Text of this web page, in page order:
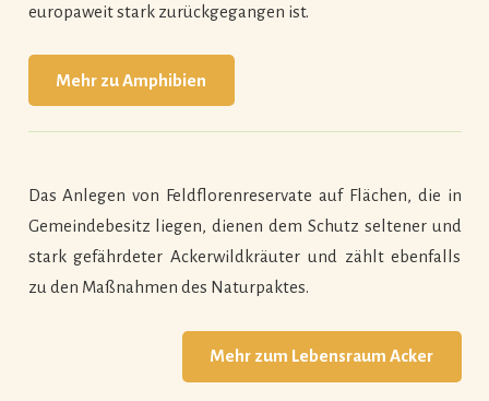
europaweit stark zurückgegangen ist.
Mehr zu Amphibien
Das Anlegen von Feldflorenreservate auf Flächen, die in
Gemeindebesitz liegen, dienen dem Schutz seltener und
stark gefährdeter Ackerwildkräuter und zählt ebenfalls
zu den Maßnahmen des Naturpaktes.
Mehr zum Lebensraum Acker